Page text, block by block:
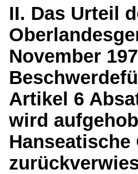
II. Das Urteil
November
Artikel 6
wird